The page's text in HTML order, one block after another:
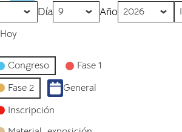
Día Año
Hoy
Congreso
Fase 1
Fase 2
General
Inscripción